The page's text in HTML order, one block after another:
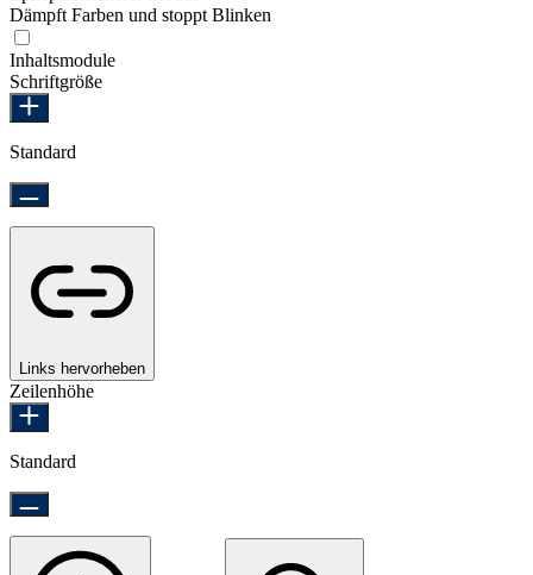
Dämpft Farben und stoppt Blinken
Inhaltsmodule
Schriftgröße
Standard
Links hervorheben
Zeilenhöhe
Standard